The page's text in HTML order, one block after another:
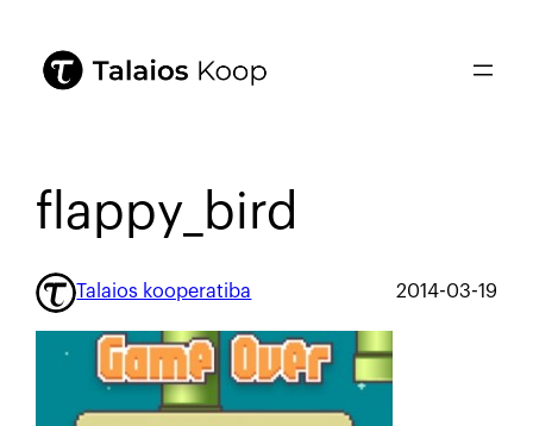
flappy_bird
Talaios kooperatiba 2014-03-19